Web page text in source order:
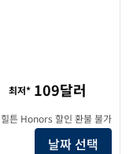
최저* 109달러
힐튼 Honors 할인 환불 불가
날짜 선택